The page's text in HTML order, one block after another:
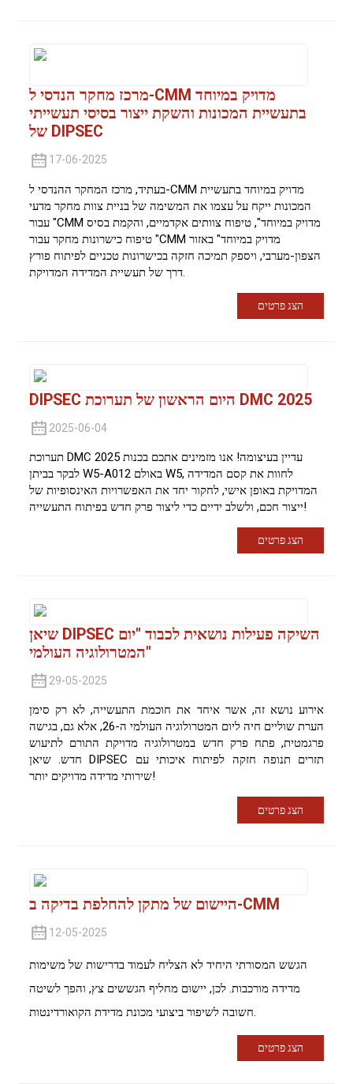
מרכז מחקר הנדסי ל-CMM מדויק במיוחד
בתעשיית המכונות והשקת ייצור בסיסי תעשייתי
של DIPSEC
17-06-2025
בעתיד, מרכז המחקר ההנדסי ל-CMM מדויק במיוחד בתעשיית
המכונות ייקח על עצמו את המשימה של בניית צוות מחקר מדעי
עבור "CMM מדויק במיוחד", טיפוח צוותים אקדמיים, והקמת בסיס
טיפוח כישרונות מחקר עבור "CMM מדויק במיוחד" באזור
הצפון-מערבי, ויספק תמיכה חזקה בכישרונות טכניים לפיתוח פורץ
דרך של תעשיית המדידה המדויקת.
הצג פרטים
DIPSEC היום הראשון של תערוכת DMC 2025
2025-06-04
תערוכת DMC 2025 עדיין בעיצומה! אנו מזמינים אתכם בכנות
לבקר בביתן W5-A012 באולם W5, לחוות את קסם המדידה
המדויקת באופן אישי, לחקור יחד את האפשרויות האינסופיות של
ייצור חכם, ולשלב ידיים כדי ליצור פרק חדש בפיתוח התעשייה!
הצג פרטים
שיאן DIPSEC השיקה פעילות נושאית לכבוד "יום
המטרולוגיה העולמי"
29-05-2025
אירוע נושא זה, אשר איחד את חוכמת התעשייה, לא רק סימן
הערת שוליים חיה ליום המטרולוגיה העולמי ה-26, אלא גם, בגישה
פרגמטית, פתח פרק חדש במטרולוגיה מדויקת התורם לתיעוש
חדש. שיאן DIPSEC תזרים תנופה חזקה לפיתוח איכותי עם
שירותי מדידה מדויקים יותר!
הצג פרטים
היישום של מתקן להחלפת בדיקה ב-CMM
12-05-2025
הגשש המסורתי היחיד לא הצליח לעמוד בדרישות של משימות
מדידה מורכבות. לכן, יישום מחליף הגששים צץ, והפך לשיטה
חשובה לשיפור ביצועי מכונת מדידת הקואורדינטות.
הצג פרטים